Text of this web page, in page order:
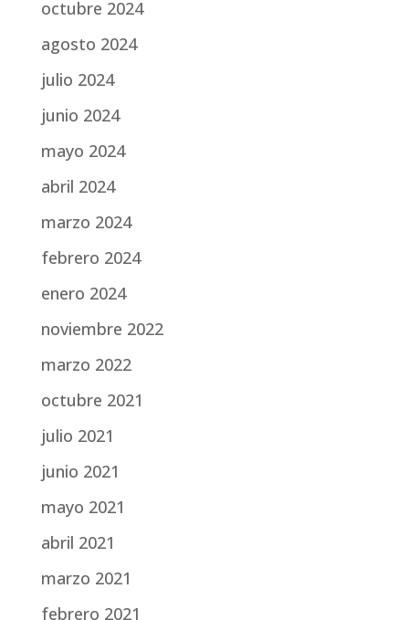
octubre 2024
agosto 2024
julio 2024
junio 2024
mayo 2024
abril 2024
marzo 2024
febrero 2024
enero 2024
noviembre 2022
marzo 2022
octubre 2021
julio 2021
junio 2021
mayo 2021
abril 2021
marzo 2021
febrero 2021